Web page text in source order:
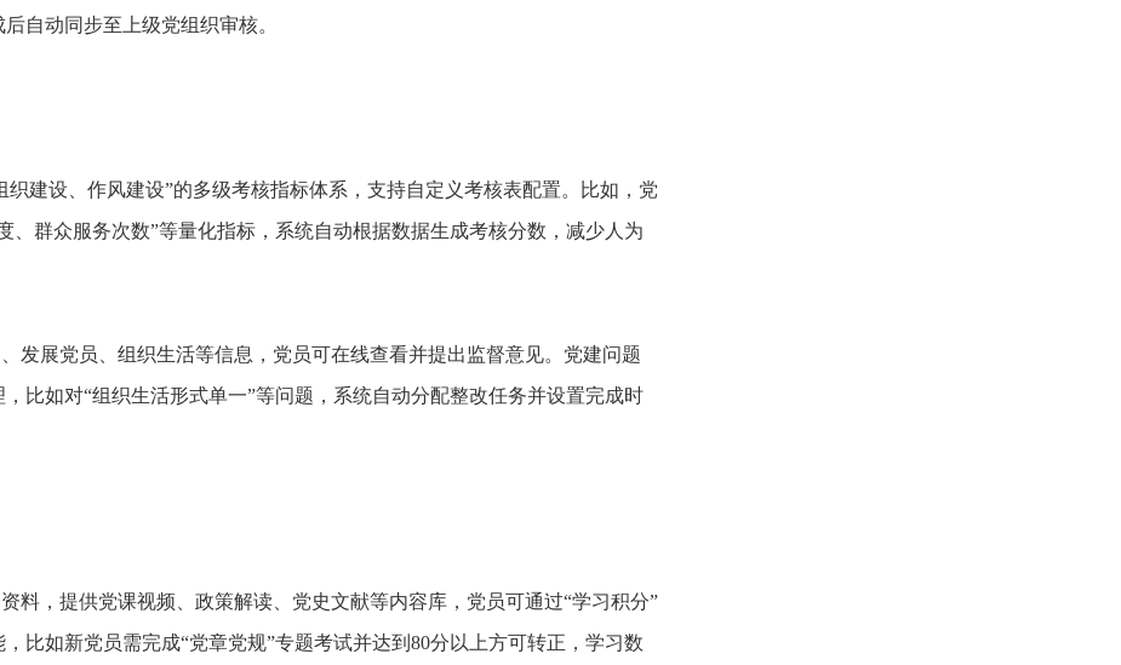
自动同步至上级党组织审核。
建设、作风建设”的多级考核指标体系，支持自定义考核表配置。比如，党
、群众服务次数”等量化指标，系统自动根据数据生成考核分数，减少人为
发展党员、组织生活等信息，党员可在线查看并提出监督意见。党建问题
比如对“组织生活形式单一”等问题，系统自动分配整改任务并设置完成时
料，提供党课视频、政策解读、党史文献等内容库，党员可通过“学习积分”
比如新党员需完成“党章党规”专题考试并达到80分以上方可转正，学习数